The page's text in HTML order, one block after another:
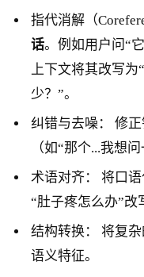
指代消解（
话。例如用户问“
上下文将其改写为
少？”。
纠错与去噪： 修
（如“那个...我想问
术语对齐： 将口
“肚子疼怎么办”改
结构转换： 将复
语义特征。